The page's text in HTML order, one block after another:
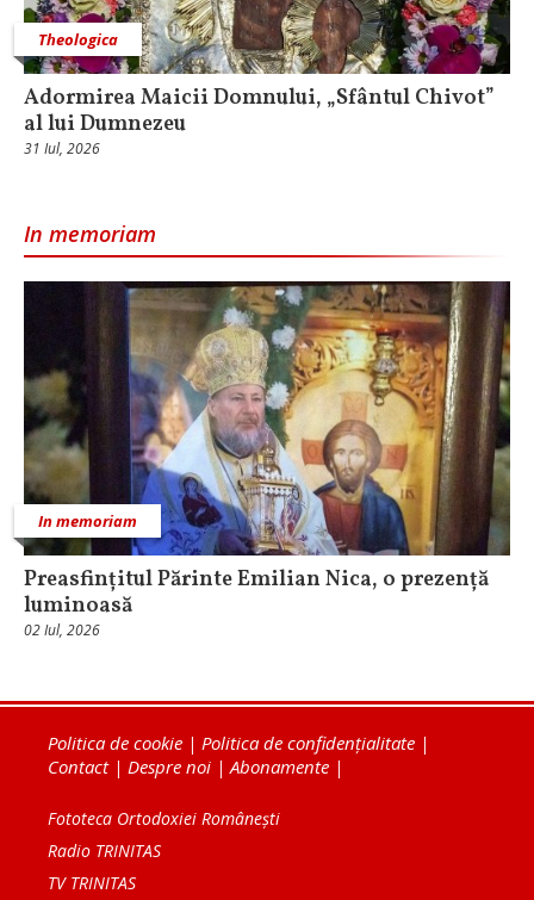
Theologica
Adormirea Maicii Domnului, „Sfântul Chivot”
al lui Dumnezeu
31 Iul, 2026
In memoriam
In memoriam
Preasfințitul Părinte Emilian Nica, o prezență
luminoasă
02 Iul, 2026
Politica de cookie | Politica de confidențialitate |
Contact| Despre noi | Abonamente |
Fototeca Ortodoxiei Românești
Radio TRINITAS
TV TRINITAS